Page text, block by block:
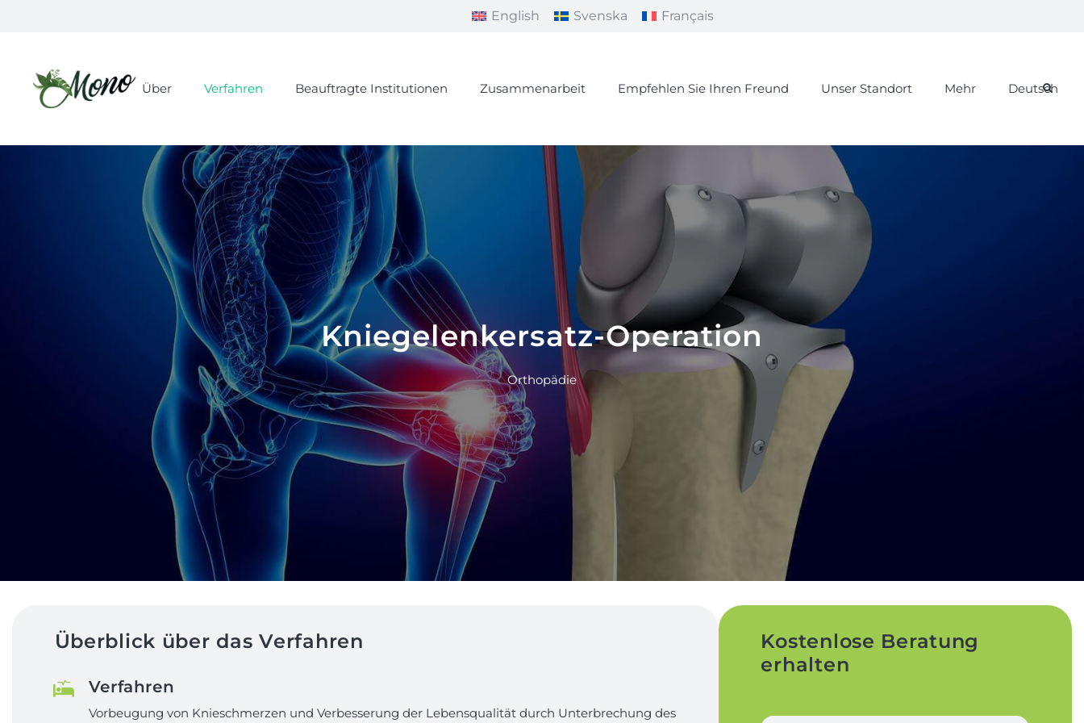
English Svenska Français
Über Verfahren Beauftragte Institutionen Zusammenarbeit Empfehlen Sie Ihren Freund Unser Standort Mehr Deutsch
Kniegelenkersatz-Operation
Orthopädie
Überblick über das Verfahren
Verfahren
Vorbeugung von Knieschmerzen und Verbesserung der Lebensqualität durch Unterbrechung des
Kostenlose Beratung
erhalten